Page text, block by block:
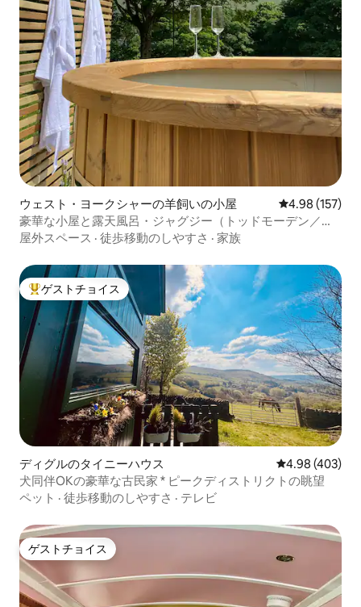
ウェスト・ヨークシャーの羊飼いの小屋 レビュー157
4.98 (157)
豪華な小屋と露天風呂・ジャグジー（トッドモーデン／ヘ
ブデンブリッジ近く）
屋外スペース · 徒歩移動のしやすさ · 家族
大好評のゲストチョイスです。
ゲストチョイス
ディグルのタイニーハウス レビュー403
4.98 (403)
犬同伴OKの豪華な古民家 * ピークディストリクトの眺望
ペット · 徒歩移動のしやすさ · テレビ
ゲストチョイス
ゲストチョイス